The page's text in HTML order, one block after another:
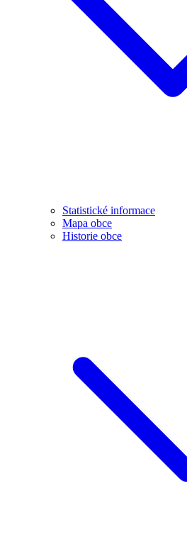
Statistické informace
Mapa obce
Historie obce